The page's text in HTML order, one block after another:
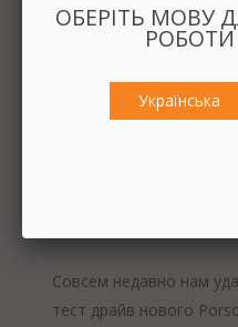
12 августа, 2019
0
Совсем недавно нам
тест драйв нового
ОБЕРІТЬ МОВУ
Українська